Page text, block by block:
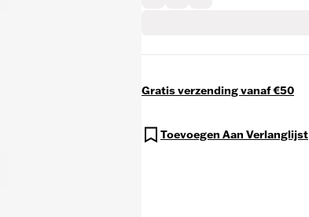
Gratis verzending vanaf €50
Toevoegen Aan Verlanglijst